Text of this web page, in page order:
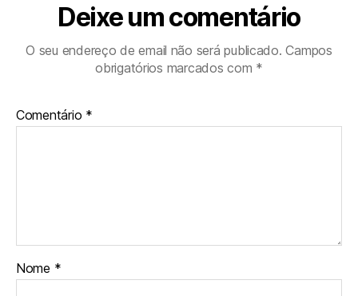
Deixe um comentário
O seu endereço de email não será publicado. Campos
obrigatórios marcados com *
Comentário *
Nome *